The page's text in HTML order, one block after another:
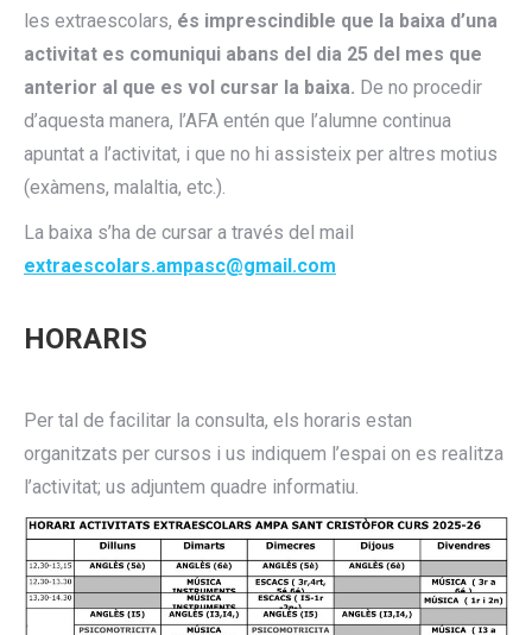
les extraescolars, és imprescindible que la baixa d’una
activitat es comuniqui abans del dia 25 del mes que
anterior al que es vol cursar la baixa. De no procedir
d’aquesta manera, l’AFA entén que l’alumne continua
apuntat a l’activitat, i que no hi assisteix per altres motius
(exàmens, malaltia, etc.).
La baixa s’ha de cursar a través del mail
extraescolars.ampasc@gmail.com
HORARIS
Per tal de facilitar la consulta, els horaris estan
organitzats per cursos i us indiquem l’espai on es realitza
l’activitat; us adjuntem quadre informatiu.